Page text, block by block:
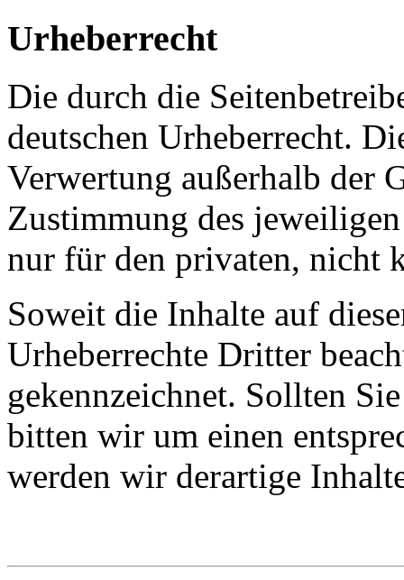
Urheberrecht
Die durch die
deutschen Urheberrecht.
Verwertung außerhalb der
Zustimmung des
nur für den privaten, nicht
Soweit die Inhalte auf
Urheberrechte Dritter
gekennzeichnet. Sollten
bitten wir um einen
werden wir derartige